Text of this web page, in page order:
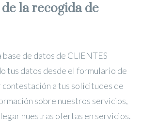
la recogida de
base de datos de CLIENTES
tus datos desde el formulario de
contestación a tus solicitudes de
sobre nuestros servicios,
nuestras ofertas en servicios.